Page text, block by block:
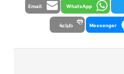
WhatsApp
Email
Messenger طباعة